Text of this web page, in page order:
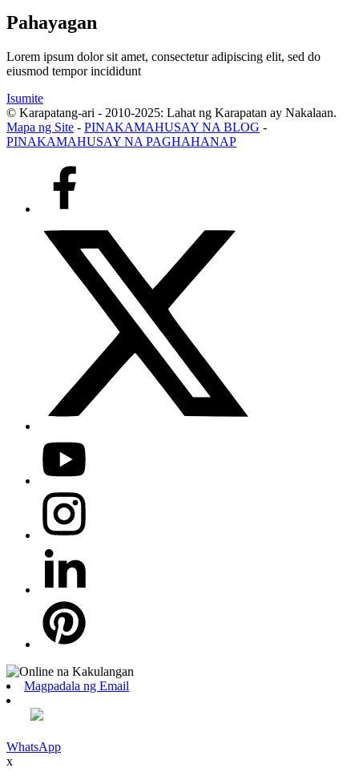
Pahayagan
Lorem ipsum dolor sit amet, consectetur adipiscing elit, sed do
eiusmod tempor incididunt
Isumite
© Karapatang-ari - 2010-2025: Lahat ng Karapatan ay Nakalaan.
Mapa ng Site - PINAKAMAHUSAY NA BLOG -
PINAKAMAHUSAY NA PAGHAHANAP
Magpadala ng Email
WhatsApp
x